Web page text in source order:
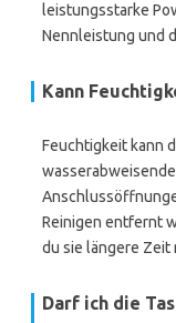
leistungsstarke
Nennleistung und
Kann
Feuchtigkeit kann
Reinigen entfernt
du sie längere
Darf ich die